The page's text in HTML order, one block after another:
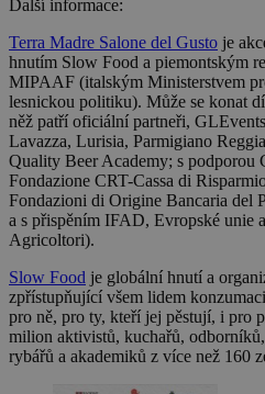
Další informace:
Terra Madre Salone del Gusto je
hnutím Slow Food a piemontským
MIPAAF (italským Ministerstvem
lesnickou politiku). Může se konat
něž patří oficiální partneři,
Lavazza, Lurisia, Parmigiano
Quality Beer Academy; s podporou
Fondazione CRT-Cassa di
Fondazioni di Origine Bancaria del
a s přispěním IFAD, Evropské unie
Agricoltori).
Slow Food je globální hnutí a
zpřístupňující všem lidem
pro ně, pro ty, kteří jej pěstují, i pro
milion aktivistů, kuchařů,
rybářů a akademiků z více než 160